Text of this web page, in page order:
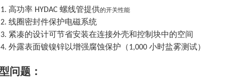
1. 高功率 HYDAC 螺线管提供的开关性能
2. 线圈密封件保护电磁系统
3. 紧凑的设计可节省安装在连接外壳和控制块中的空间
4. 外露表面镀镍锌以增强腐蚀保护（1,000 小时盐雾测试）
问题：